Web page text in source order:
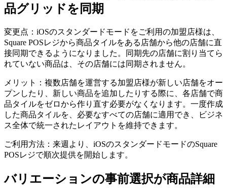
品グリッドを同期
変更点：iOSのスタンダードモードをご利用の加盟店様は、
Square POSレジから商品タイルをある店舗から他の店舗に直
接同期できるようになりました。同期先の店舗に割り当てら
れていない商品は、その店舗には同期されません。
メリット：複数店舗を運営する加盟店様が新しい店舗をオー
プンしたり、新しい商品を追加したりする際に、各店舗で商
品タイルをゼロから作り直す必要がなくなります。一度作成
した商品タイルを、必要なすべての店舗に適用でき、ビジネ
ス全体で統一されたレイアウトを維持できます。
ご利用方法：来週より、iOSのスタンダードモードのSquare
POSレジで順次提供を開始します。
バリエーションの事前選択が商品詳細